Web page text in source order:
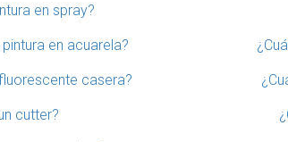
en spray?
en acuarela?
casera?
cutter?